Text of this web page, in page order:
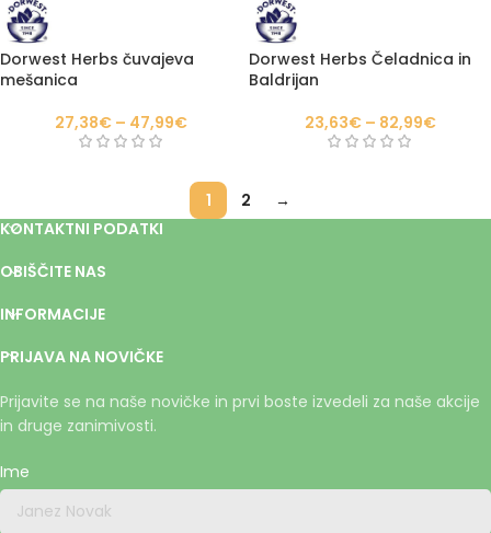
Dorwest Herbs čuvajeva
mešanica
27,38€ – 47,99€
Dorwest Herbs Čeladnica in
Baldrijan
23,63€ – 82,99€
1 2
→
KONTAKTNI PODATKI
OBIŠČITE NAS
INFORMACIJE
PRIJAVA NA NOVIČKE
Prijavite se na naše novičke in prvi boste izvedeli za naše akcije
in druge zanimivosti.
Ime